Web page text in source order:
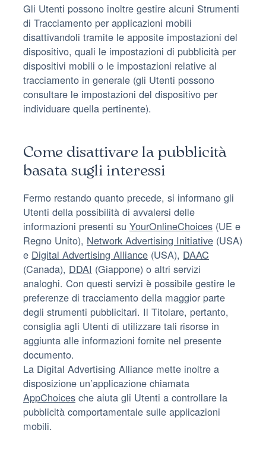
Gli Utenti possono inoltre gestire alcuni Strumenti
di Tracciamento per applicazioni mobili
disattivandoli tramite le apposite impostazioni del
dispositivo, quali le impostazioni di pubblicità per
dispositivi mobili o le impostazioni relative al
tracciamento in generale (gli Utenti possono
consultare le impostazioni del dispositivo per
individuare quella pertinente).
Come disattivare la pubblicità
basata sugli interessi
Fermo restando quanto precede, si informano gli
Utenti della possibilità di avvalersi delle
informazioni presenti su YourOnlineChoices (UE e
Regno Unito), Network Advertising Initiative (USA)
e Digital Advertising Alliance (USA), DAAC
(Canada), DDAI (Giappone) o altri servizi
analoghi. Con questi servizi è possibile gestire le
preferenze di tracciamento della maggior parte
degli strumenti pubblicitari. Il Titolare, pertanto,
consiglia agli Utenti di utilizzare tali risorse in
aggiunta alle informazioni fornite nel presente
documento.
La Digital Advertising Alliance mette inoltre a
disposizione un’applicazione chiamata
AppChoices che aiuta gli Utenti a controllare la
pubblicità comportamentale sulle applicazioni
mobili.